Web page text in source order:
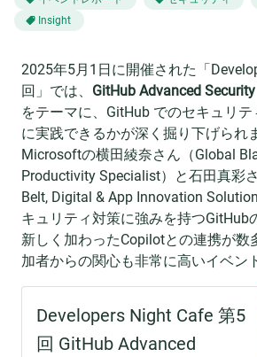
Insight
2025年5月1日に開催された「
回」では、 GitHub Advanced Security
をテーマに、GitHub でのセキュリテ
に実践できるかが深く掘り下げられ
Microsoftの横田綾奈さん（Global
Productivity Specialist）と石田真彩
Belt, Digital & App Innovation
キュリティ対策に強みを持つGitHub
新しく加わったCopilotとの連携が数
加者からの関心も非常に高いイベン